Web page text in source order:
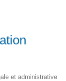
et administrative